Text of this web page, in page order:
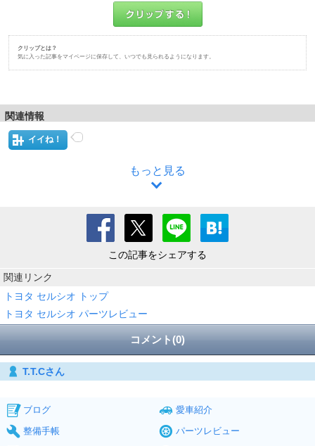
クリップとは？
気に入った記事をマイページに保存して、いつでも見られるようになります。
関連情報
イイね！
もっと見る
この記事をシェアする
関連リンク
トヨタ セルシオ トップ
トヨタ セルシオ パーツレビュー
コメント(0)
T.T.Cさん
ブログ
愛車紹介
整備手帳
パーツレビュー